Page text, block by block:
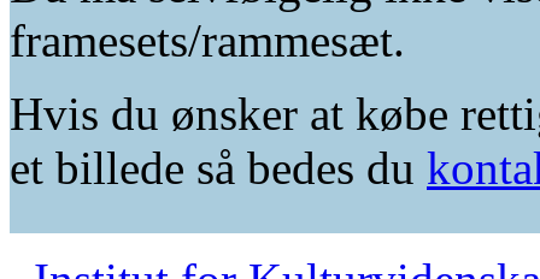
framesets/rammesæt.
Hvis du ønsker at købe
et billede så bedes du